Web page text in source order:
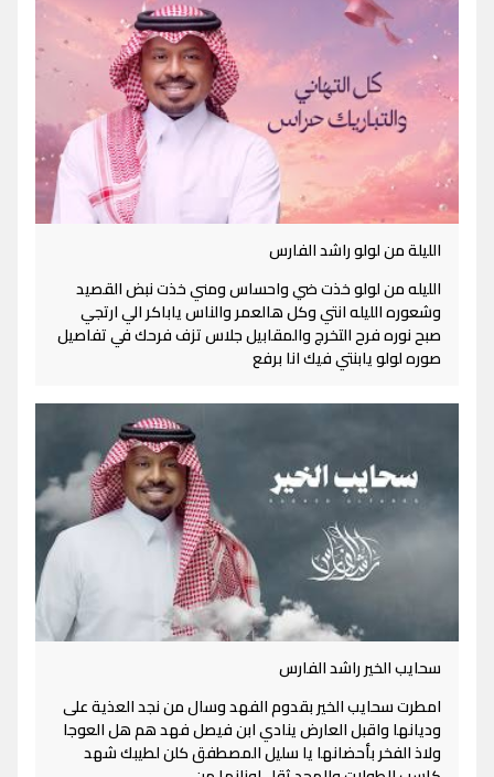
الليلة من لولو راشد الفارس
الليله من لولو خذت ضي واحساس ومني خذت نبض القصيد
وشعوره الليله انتي وكل هالعمر والناس ياباكر الي ارتجي
صبح نوره فرح التخرج والمقابيل جلاس تزف فرحك في تفاصيل
صوره لولو يابنتي فيك انا برفع
سحايب الخير راشد الفارس
امطرت سحايب الخير بقدوم الفهد وسال من نجد العذية على
وديانها واقبل العارض ينادي ابن فيصل فهد هم هل العوجا
ولاذ الفخر بأحضانها يا سليل المصطفق كلن لطيبك شهد